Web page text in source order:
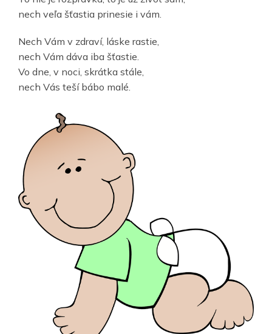
nech veľa šťastia prinesie i vám.
Nech Vám v zdraví, láske rastie,
nech Vám dáva iba šťastie.
Vo dne, v noci, skrátka stále,
nech Vás teší bábo malé.